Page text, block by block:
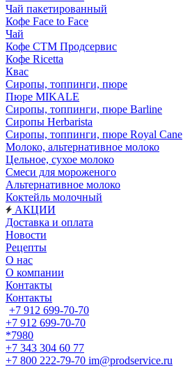
Чай пакетированный
Кофе Face to Face
Чай
Кофе СТМ Продсервис
Кофе Ricetta
Квас
Сиропы, топпинги, пюре
Пюре MIKALE
Сиропы, топпинги, пюре Barline
Сиропы Herbarista
Сиропы, топпинги, пюре Royal Cane
Молоко, альтернативное молоко
Цельное, сухое молоко
Смеси для мороженого
Альтернативное молоко
Коктейль молочный
АКЦИИ
Доставка и оплата
Новости
Рецепты
О нас
О компании
Контакты
Контакты
+7 912 699-70-70
+7 912 699-70-70
*7980
+7 343 304 60 77
+7 800 222-79-70 im@prodservice.ru